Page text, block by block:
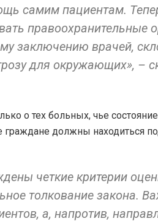
самим пациентам.
правоохранительные
заключению врачей,
для окружающих», –
о тех больных, чье
граждане должны находиться
четкие критерии
толкование закона.
а, напротив,